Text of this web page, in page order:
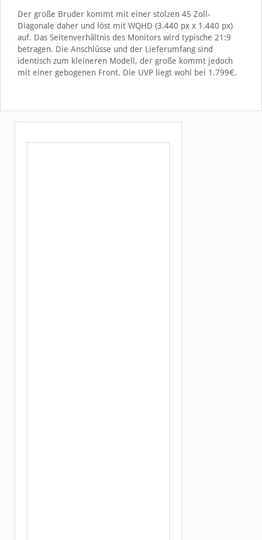
Der große Bruder kommt mit einer stolzen 45 Zoll-
Diagonale daher und löst mit WQHD (3.440 px x 1.440 px)
auf. Das Seitenverhältnis des Monitors wird typische 21:9
betragen. Die Anschlüsse und der Lieferumfang sind
identisch zum kleineren Modell, der große kommt jedoch
mit einer gebogenen Front. Die UVP liegt wohl bei 1.799€.